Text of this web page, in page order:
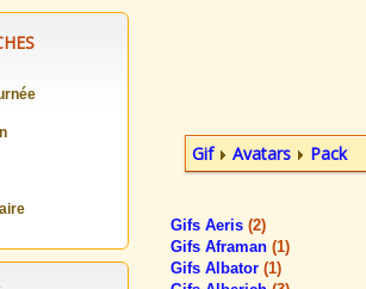
Gif Avatars Pack
Gifs Aeris (2)
Gifs Aframan (1)
Gifs Albator (1)